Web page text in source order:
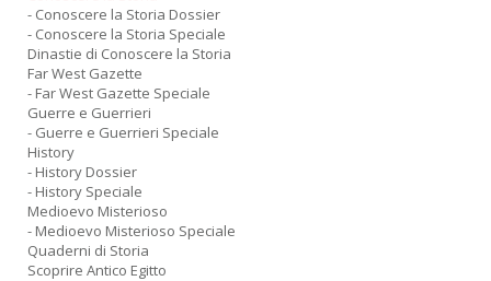
- Conoscere la Storia Dossier
- Conoscere la Storia Speciale
Dinastie di Conoscere la Storia
Far West Gazette
- Far West Gazette Speciale
Guerre e Guerrieri
- Guerre e Guerrieri Speciale
History
- History Dossier
- History Speciale
Medioevo Misterioso
- Medioevo Misterioso Speciale
Quaderni di Storia
Scoprire Antico Egitto